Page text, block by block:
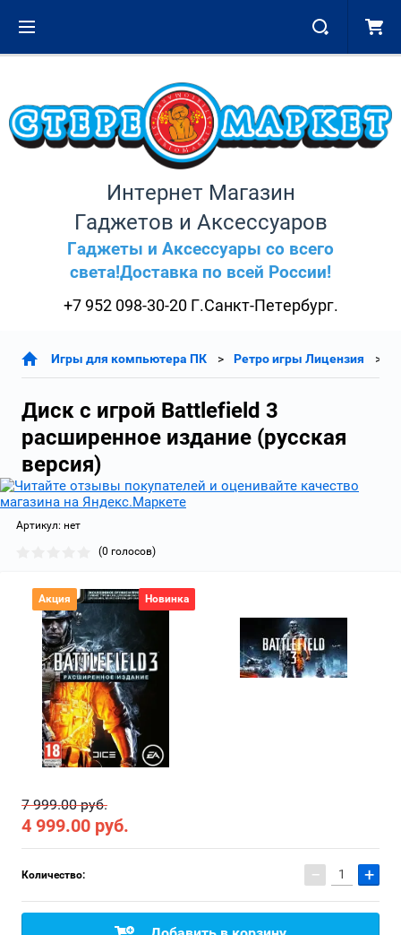
Интернет Магазин
Гаджетов и Аксессуаров
Гаджеты и Аксессуары со всего
света!Доставка по всей России!
+7 952 098-30-20 Г.Санкт-Петербург.
Игры для компьютера ПК Ретро игры Лицензия
Диск с игрой Battlefield 3
расширенное издание (русская
версия)
Артикул: нет
(0 голосов)
Акция Новинка
7 999.00 руб.
4 999.00 руб.
Количество: − +